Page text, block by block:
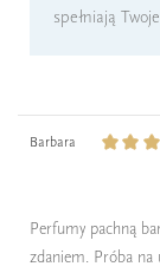
spełniają
Barbara
Perfumy pachną
zdaniem. Próba na